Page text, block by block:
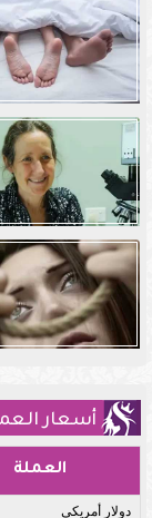
أسعار
العملة
دولار أمريكى